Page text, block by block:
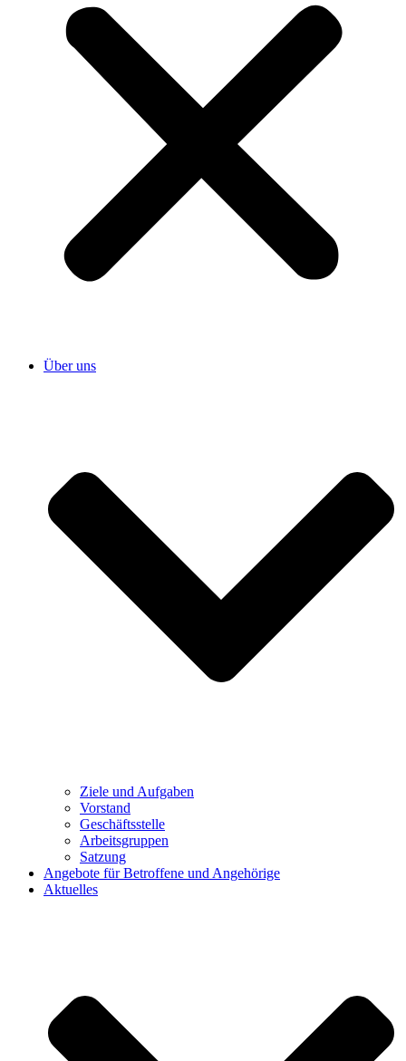
Über uns
Ziele und Aufgaben
Vorstand
Geschäftsstelle
Arbeitsgruppen
Satzung
Angebote für Betroffene und Angehörige
Aktuelles